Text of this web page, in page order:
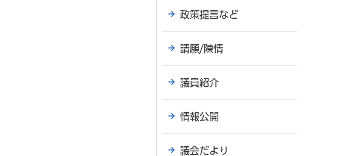
政策提言など
請願/陳情
議員紹介
情報公開
議会だより